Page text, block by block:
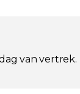
van vertrek.